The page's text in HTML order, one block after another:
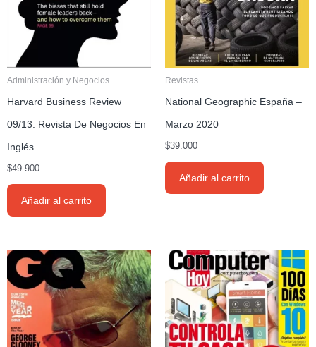
Administración y Negocios
Harvard Business Review
09/13. Revista De Negocios En
Inglés
$49.900
Añadir al carrito
Revistas
National Geographic España –
Marzo 2020
$39.000
Añadir al carrito